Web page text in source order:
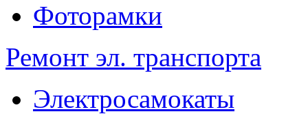
Фоторамки
Ремонт эл. транспорта
Электросамокаты